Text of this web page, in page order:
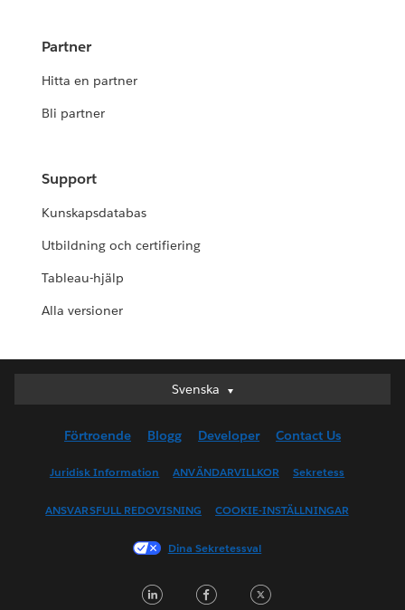
Partner
Hitta en partner
Bli partner
Support
Kunskapsdatabas
Utbildning och certifiering
Tableau-hjälp
Alla versioner
Svenska
Svenska
English (UK)
English (US)
Français (Canada)
Français (France)
日本語
Förtroende Blogg Developer Contact Us
Juridisk Information ANVÄNDARVILLKOR Sekretess
ANSVARSFULL REDOVISNING COOKIE-INSTÄLLNINGAR
Dina Sekretessval